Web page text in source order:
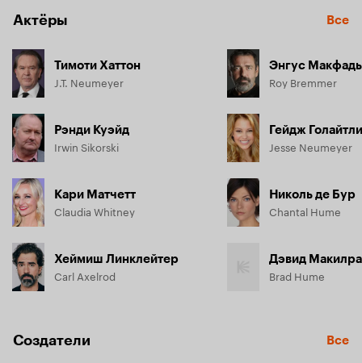
возможности, предотвратить неотвратимое будущее…
Актёры Все
Тимоти Хаттон
J.T. Neumeyer
Рэнди Куэйд
Irwin Sikorski
Кари Матчетт
Claudia Whitney
Хеймиш Линклейтер
Carl Axelrod
Энгус
Roy Bremmer
Гейдж Голайтли
Jesse Neumeyer
Николь де Бур
Chantal Hume
Дэвид
Brad Hume
Создатели Все